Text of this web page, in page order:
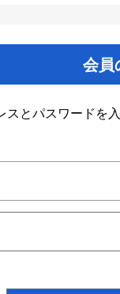
会員
スとパスワードを